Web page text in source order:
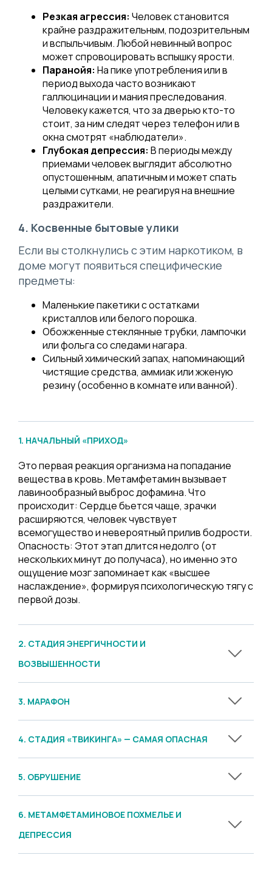
Резкая агрессия: Человек становится
крайне раздражительным, подозрительным
и вспыльчивым. Любой невинный вопрос
может спровоцировать вспышку ярости.
Паранойя: На пике употребления или в
период выхода часто возникают
галлюцинации и мания преследования.
Человеку кажется, что за дверью кто-то
стоит, за ним следят через телефон или в
окна смотрят «наблюдатели».
Глубокая депрессия: В периоды между
приемами человек выглядит абсолютно
опустошенным, апатичным и может спать
целыми сутками, не реагируя на внешние
раздражители.
4. Косвенные бытовые улики
Если вы столкнулись с этим наркотиком, в
доме могут появиться специфические
предметы:
Маленькие пакетики с остатками
кристаллов или белого порошка.
Обожженные стеклянные трубки, лампочки
или фольга со следами нагара.
Сильный химический запах, напоминающий
чистящие средства, аммиак или жженую
резину (особенно в комнате или ванной).
1. НАЧАЛЬНЫЙ «ПРИХОД»
Это первая реакция организма на попадание
вещества в кровь. Метамфетамин вызывает
лавинообразный выброс дофамина. Что
происходит: Сердце бьется чаще, зрачки
расширяются, человек чувствует
всемогущество и невероятный прилив бодрости.
Опасность: Этот этап длится недолго (от
нескольких минут до получаса), но именно это
ощущение мозг запоминает как «высшее
наслаждение», формируя психологическую тягу с
первой дозы.
2. СТАДИЯ ЭНЕРГИЧНОСТИ И
ВОЗВЫШЕННОСТИ
3. МАРАФОН
4. СТАДИЯ «ТВИКИНГА» — САМАЯ ОПАСНАЯ
5. ОБРУШЕНИЕ
6. МЕТАМФЕТАМИНОВОЕ ПОХМЕЛЬЕ И
ДЕПРЕССИЯ